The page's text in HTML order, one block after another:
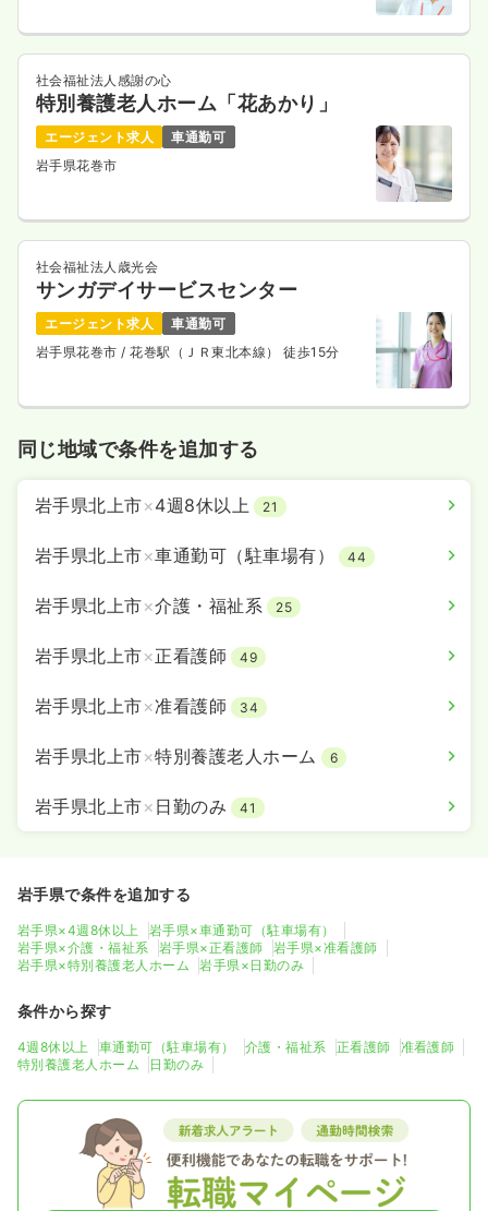
社会福祉法人感謝の心
特別養護老人ホーム「花あかり」
エージェント求人
車通勤可
岩手県花巻市
社会福祉法人歳光会
サンガデイサービスセンター
エージェント求人
車通勤可
岩手県花巻市 / 花巻駅（ＪＲ東北本線） 徒歩15分
同じ地域で条件を追加する
岩手県北上市×4週8休以上 21
岩手県北上市×車通勤可（駐車場有） 44
岩手県北上市×介護・福祉系 25
岩手県北上市×正看護師 49
岩手県北上市×准看護師 34
岩手県北上市×特別養護老人ホーム 6
岩手県北上市× 日勤のみ 41
岩手県で条件を追加する
岩手県×4週8休以上
岩手県×車通勤可（駐車場有）
岩手県×介護・福祉系
岩手県×正看護師
岩手県×准看護師
岩手県×特別養護老人ホーム
岩手県×日勤のみ
条件から探す
4週8休以上 車通勤可（駐車場有） 介護・福祉系 正看護師
准看護師
特別養護老人ホーム
日勤のみ